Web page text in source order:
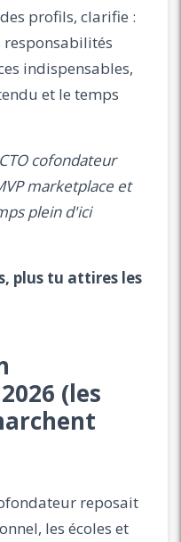
profils, clarifie :
responsabilités
indispensables,
et le temps
cofondateur
marketplace et
plein d'ici
plus tu attires les
(les
reposait
les écoles et